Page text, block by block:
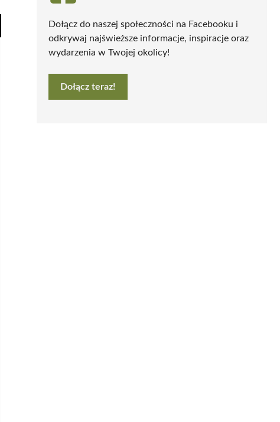
Dołącz do naszej społeczności na Facebooku i
odkrywaj najświeższe informacje, inspiracje oraz
wydarzenia w Twojej okolicy!
Dołącz teraz!